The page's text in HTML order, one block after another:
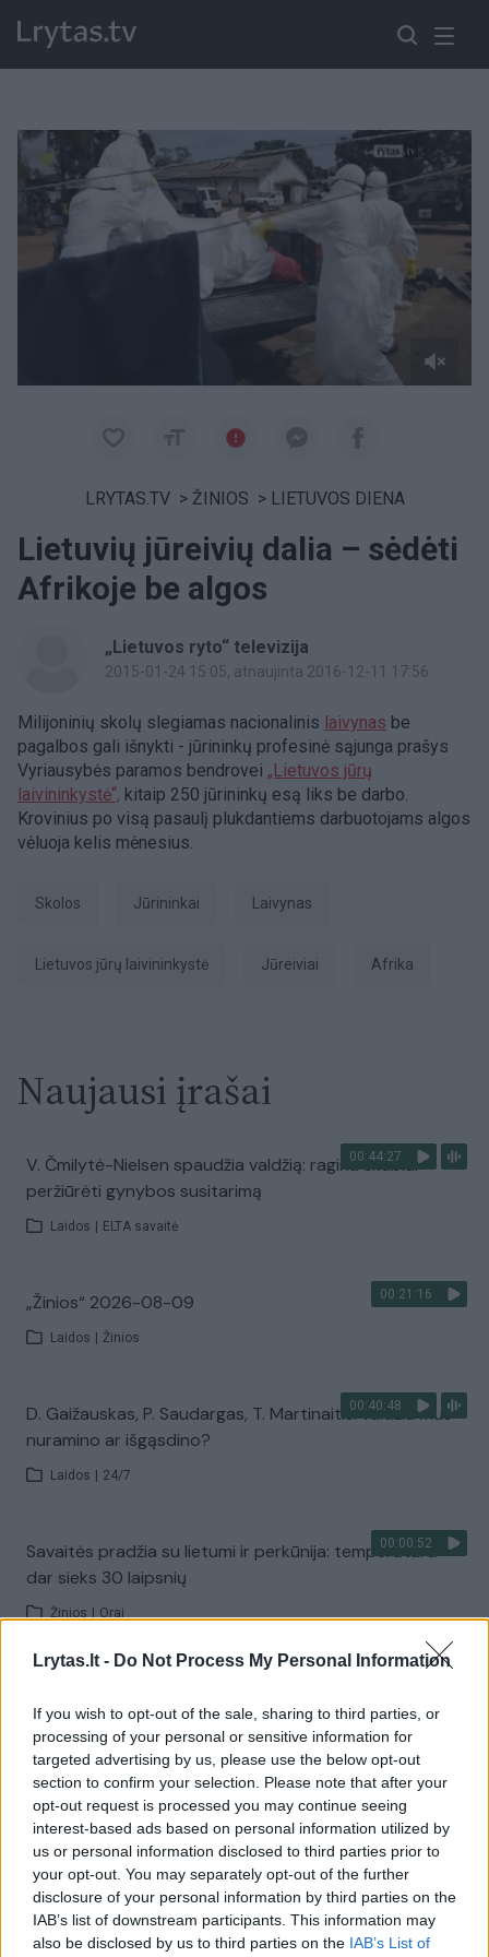
Lrytas.lt - Do Not Process My Personal Information
If you wish to opt-out of the sale, sharing to third parties, or
processing of your personal or sensitive information for
targeted advertising by us, please use the below opt-out
section to confirm your selection. Please note that after your
opt-out request is processed you may continue seeing
interest-based ads based on personal information utilized by
us or personal information disclosed to third parties prior to
your opt-out. You may separately opt-out of the further
disclosure of your personal information by third parties on the
IAB’s list of downstream participants. This information may
also be disclosed by us to third parties on the IAB’s List of
Paremkite Ukrainą
LRYTAS.TV > ŽINIOS > LIETUVOS DIENA
Lietuvių jūreivių dalia – sėdėti
Afrikoje be algos
„Lietuvos ryto“ televizija
2015-01-24 15:05, atnaujinta 2016-12-11 17:56
Milijoninių skolų slegiamas nacionalinis laivynas be
pagalbos gali išnykti - jūrininkų profesinė sąjunga prašys
Vyriausybės paramos bendrovei „Lietuvos jūrų
laivininkystė“, kitaip 250 jūrininkų esą liks be darbo.
Krovinius po visą pasaulį plukdantiems darbuotojams algos
vėluoja kelis mėnesius.
skolos jūrininkai laivynas
Lietuvos jūrų laivininkystė jūreiviai Afrika
Naujausi įrašai
00:44:27
V. Čmilytė-Nielsen spaudžia valdžią: ragina skubiai
peržiūrėti gynybos susitarimą
Laidos ELTA savaitė
00:21:16
„Žinios“ 2026-08-09
Laidos Žinios
00:40:48
D. Gaižauskas, P. Saudargas, T. Martinaitis: valdžia mus
nuramino ar išgąsdino?
Laidos 24/7
00:00:52
Savaitės pradžia su lietumi ir perkūnija: temperatūra
dar sieks 30 laipsnių
Žinios Orai
Žiūrimiausi įrašai
00:00:30
Vaizdai iš tragiškos avarijos Vilniaus r.: dviejų moterų ir
vaiko gyvybių išgelbėti nepavyko
Žinios Lietuvos diena